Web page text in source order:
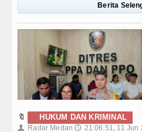
Berita
🔖 HUKUM DAN KRIMINAL
👤 Radar Medan 🕔 21:06:51, 11 Jun